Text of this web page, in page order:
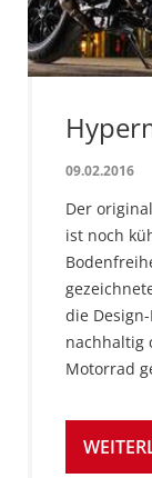
09.02.2016
Der
ist noch
die
nachhaltig
Motorrad